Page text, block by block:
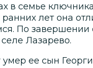
в семье
лет она
По завершении
Лазарево.
умер ее сын